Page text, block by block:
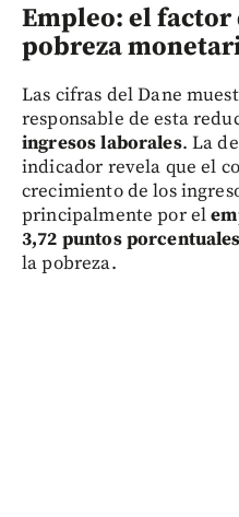
Empleo: el factor
pobreza
Las cifras del Dane
responsable de esta
ingresos laborales. La
indicador revela que el
crecimiento de los
principalmente por el
3,72 puntos porcentuales
la pobreza.